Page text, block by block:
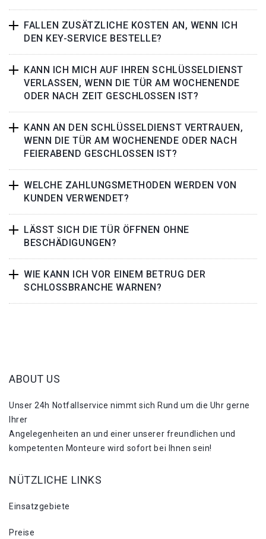
FALLEN ZUSÄTZLICHE KOSTEN AN, WENN ICH
DEN KEY-SERVICE BESTELLE?
KANN ICH MICH AUF IHREN SCHLÜSSELDIENST
VERLASSEN, WENN DIE TÜR AM WOCHENENDE
ODER NACH ZEIT GESCHLOSSEN IST?
KANN AN DEN SCHLÜSSELDIENST VERTRAUEN,
WENN DIE TÜR AM WOCHENENDE ODER NACH
FEIERABEND GESCHLOSSEN IST?
WELCHE ZAHLUNGSMETHODEN WERDEN VON
KUNDEN VERWENDET?
LÄSST SICH DIE TÜR ÖFFNEN OHNE
BESCHÄDIGUNGEN?
WIE KANN ICH VOR EINEM BETRUG DER
SCHLOSSBRANCHE WARNEN?
ABOUT US
Unser 24h Notfallservice nimmt sich Rund um die Uhr gerne
Ihrer
Angelegenheiten an und einer unserer freundlichen und
kompetenten Monteure wird sofort bei Ihnen sein!
NÜTZLICHE LINKS
Einsatzgebiete
Preise